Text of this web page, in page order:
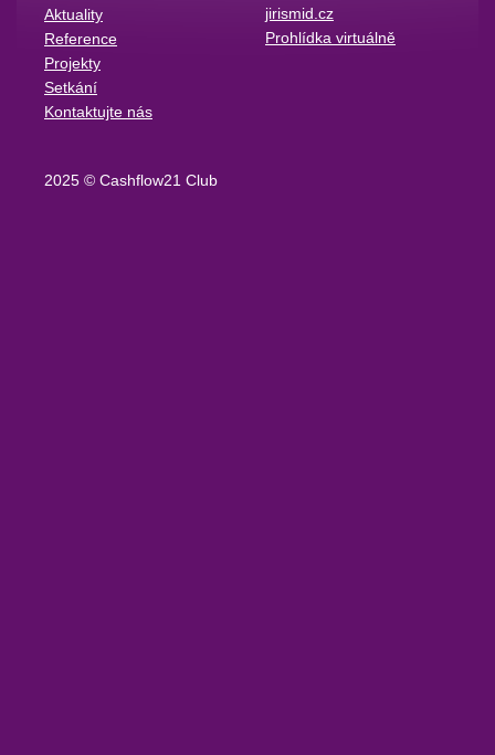
Aktuality
Reference
Projekty
Setkání
Kontaktujte nás
jirismid.cz
Prohlídka virtuálně
2025 © Cashflow21 Club